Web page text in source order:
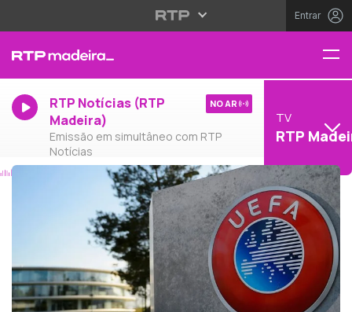
Entrar
RTP Notícias (RTP
Madeira)
Emissão em simultâneo com RTP
Notícias
NO AR
TV
RTP